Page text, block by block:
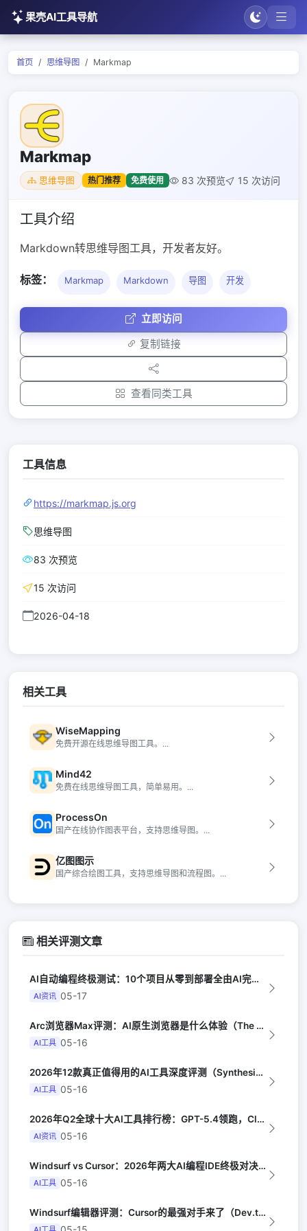
果壳AI工具导航
首页 思维导图 Markmap
Markmap
思维导图 热门推荐 免费使用 83 次预览 15 次访问
工具介绍
Markdown转思维导图工具，开发者友好。
标签： Markmap Markdown 导图 开发
立即访问
复制链接
查看同类工具
工具信息
https://markmap.js.org
思维导图
83 次预览
15 次访问
2026-04-18
相关工具
WiseMapping
免费开源在线思维导图工具。...
Mind42
免费在线思维导图工具，简单易用。...
ProcessOn
国产在线协作图表平台，支持思维导图。...
亿图图示
国产综合绘图工具，支持思维导图和流程图。...
相关评测文章
AI自动编程终极测试：10个项目从零到部署全由AI完成（Y Combinator...
AI资讯 05-17
Arc浏览器Max评测：AI原生浏览器是什么体验（The Verge）
AI工具 05-16
2026年12款真正值得用的AI工具深度评测（Synthesia评选）
AI工具 05-16
2026年Q2全球十大AI工具排行榜：GPT-5.4领跑，Claude Opus...
AI资讯 05-16
Windsurf vs Cursor：2026年两大AI编程IDE终极对决实测（...
AI工具 05-16
Windsurf编辑器评测：Cursor的最强对手来了（Dev.to）